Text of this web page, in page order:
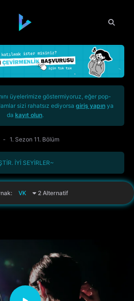
üyelerimize göstermiyoruz, eğer pop-
sizi rahatsız ediyorsa giriş yapınya
da kayıt olun.
1. Sezon 11. Bölüm
İYİ SEYİRLER~
VK 2 Alternatif